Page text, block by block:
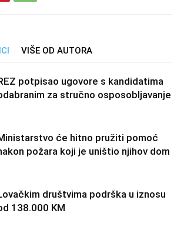
VIŠE OD AUTORA
potpisao ugovore s kandidatima
za stručno osposobljavanje
će hitno pružiti pomoć
požara koji je uništio njihov dom
društvima podrška u iznosu
138.000 KM